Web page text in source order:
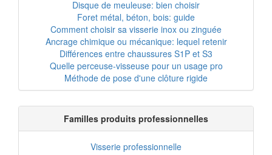
Disque de meuleuse: bien choisir
Foret métal, béton, bois: guide
Comment choisir sa visserie inox ou zinguée
Ancrage chimique ou mécanique: lequel retenir
Différences entre chaussures S1P et S3
Quelle perceuse-visseuse pour un usage pro
Méthode de pose d'une clôture rigide
Familles produits professionnelles
Visserie professionnelle